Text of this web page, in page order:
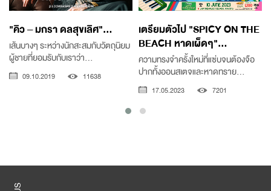
"คิว – มกรา ดลสุขเลิศ"...
เส้นบางๆ ระหว่างนักสะสมกับวัตถุนิยม
ผู้ชายที่ยอมรับกับเราว่า...
09.10.2019 11638
เตรียมตัวไป "SPICY ON THE
BEACH หาดเผ็ดๆ"...
ความทรงจำครั้งใหม่ที่แซ่บจนต้องจือ
ปากทั้งออนสเตจและหาดทราย...
17.05.2023 7201